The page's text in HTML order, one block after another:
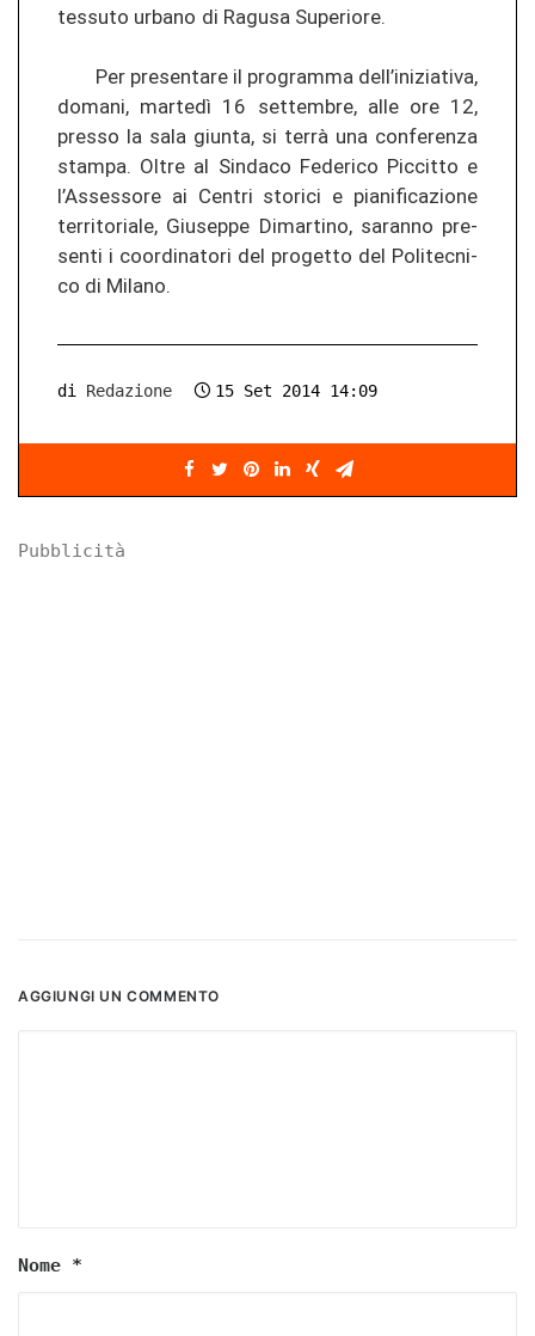
tes­su­to ur­ba­no di Ra­gu­sa Su­pe­rio­re.
Per pre­sen­ta­re il pro­gram­ma dell’in­izia­ti­va,
do­ma­ni, martedì 16 set­tem­bre, alle ore 12,
pres­so la sala giun­ta, si terrà una con­fe­ren­za
stam­pa. Oltre al Sin­da­co Fe­de­ri­co Pic­cit­to e
l’As­ses­so­re ai Cen­tri sto­ri­ci e pia­ni­fi­ca­zio­ne
ter­ri­to­ria­le, Giu­s­ep­pe Dimar­ti­no, sa­ran­no pre­
sen­ti i co­or­di­na­to­ri del pro­get­to del Po­li­tec­ni­
co di Mi­la­no.
di Redazione 15 Set 2014 14:09
Pubblicità
AGGIUNGI UN COMMENTO
Nome *